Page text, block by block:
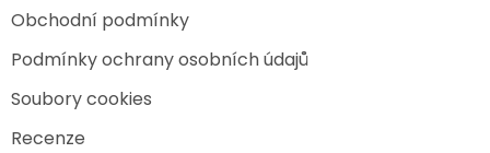
Obchodní podmínky
Podmínky ochrany osobních údajů
Soubory cookies
Recenze